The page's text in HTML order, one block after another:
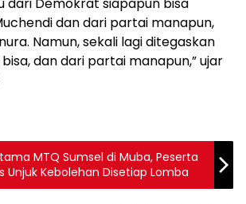
dan dari partai manapun,
Namun, sekali lagi ditegaskan
dan dari partai manapun,” ujar
MTQ Sumsel di Muba, Peserta
Unjuk Kebolehan Disetiap Lomba